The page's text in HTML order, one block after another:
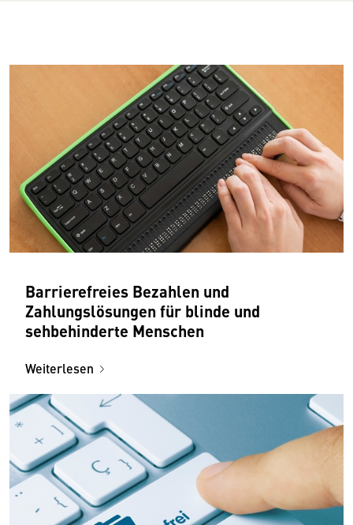
Barrierefreies Bezahlen und
Zahlungslösungen für blinde und
sehbehinderte Menschen
Weiterlesen